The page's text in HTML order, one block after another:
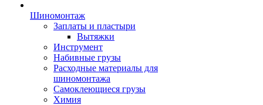
Шиномонтаж
Заплаты и пластыри
Вытяжки
Инструмент
Набивные грузы
Расходные материалы для
шиномонтажа
Самоклеющиеся грузы
Химия